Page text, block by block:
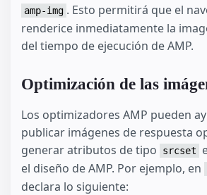
amp-img . Esto permitirá que el
renderice inmediatamente la
del tiempo de ejecución de AMP.
Optimización de las
Los optimizadores AMP pueden
publicar imágenes de respuesta
generar atributos de tipo
srcset
el diseño de AMP. Por ejemplo, en
declara lo siguiente: